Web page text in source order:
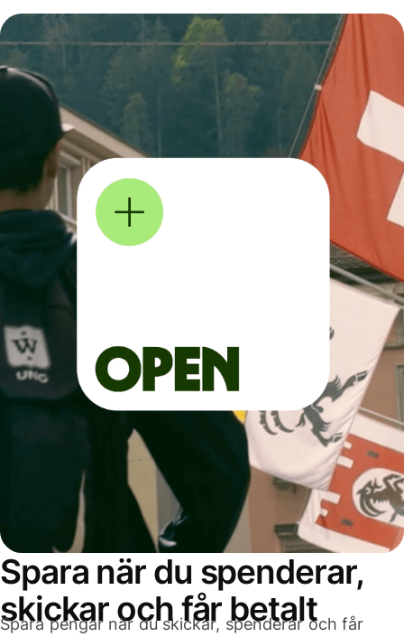
Spara när du spenderar,
skickar och får betalt
Spara pengar när du skickar, spenderar och får